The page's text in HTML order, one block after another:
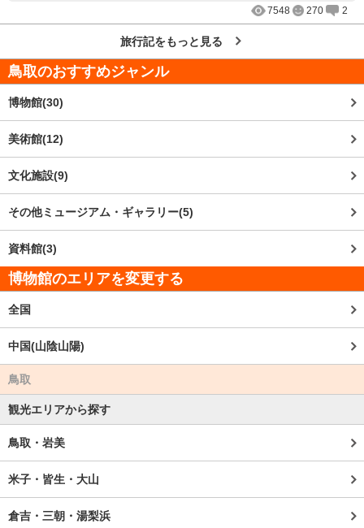
7548
270 2
旅行記をもっと見る
鳥取のおすすめジャンル
博物館(30)
美術館(12)
文化施設(9)
その他ミュージアム・ギャラリー(5)
資料館(3)
博物館のエリアを変更する
全国
中国(山陰山陽)
鳥取
観光エリアから探す
鳥取・岩美
米子・皆生・大山
倉吉・三朝・湯梨浜